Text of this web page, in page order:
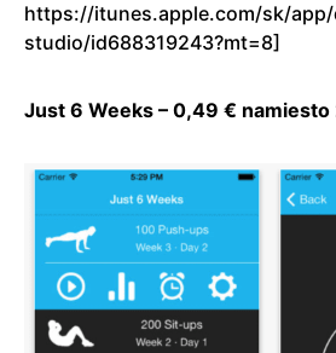
https://itunes.apple.com/sk/
studio/id688319243?mt=8]
Just 6 Weeks – 0,49 € namiesto